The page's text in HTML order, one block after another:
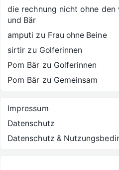
die rechnung nicht ohne den
und Bär
amputi zu Frau ohne Beine
sirtir zu Golferinnen
Pom Bär zu Golferinnen
Pom Bär zu Gemeinsam
Impressum
Datenschutz
Datenschutz &